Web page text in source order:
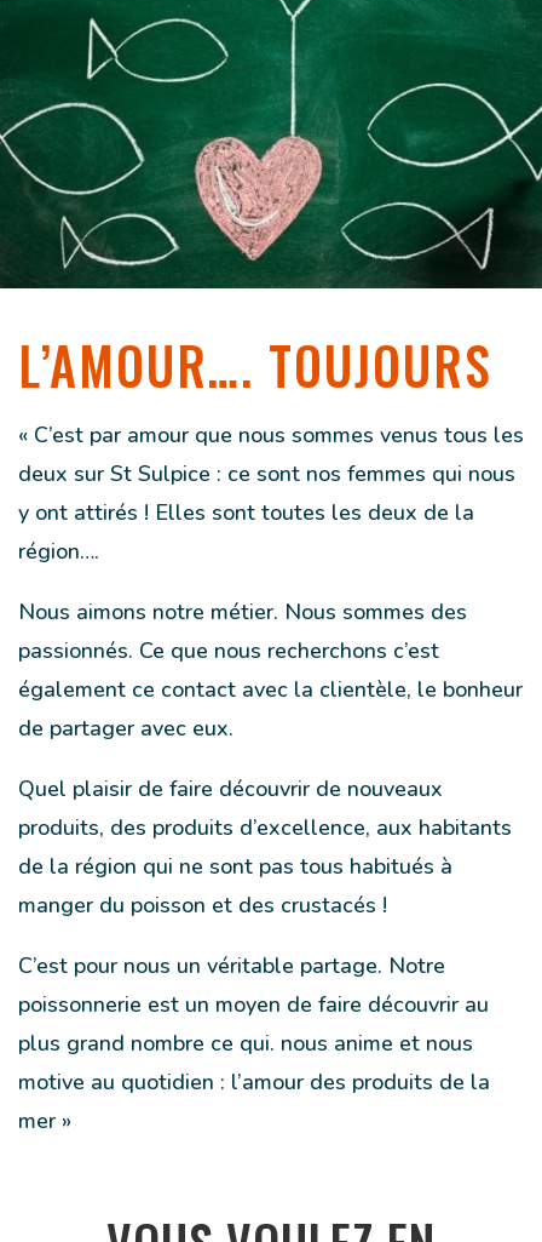
L’AMOUR…. TOUJOURS
« C’est par amour que nous sommes venus tous les
deux sur St Sulpice : ce sont nos femmes qui nous
y ont attirés ! Elles sont toutes les deux de la
région….
Nous aimons notre métier. Nous sommes des
passionnés. Ce que nous recherchons c’est
également ce contact avec la clientèle, le bonheur
de partager avec eux.
Quel plaisir de faire découvrir de nouveaux
produits, des produits d’excellence, aux habitants
de la région qui ne sont pas tous habitués à
manger du poisson et des crustacés !
C’est pour nous un véritable partage. Notre
poissonnerie est un moyen de faire découvrir au
plus grand nombre ce qui. nous anime et nous
motive au quotidien : l’amour des produits de la
mer »